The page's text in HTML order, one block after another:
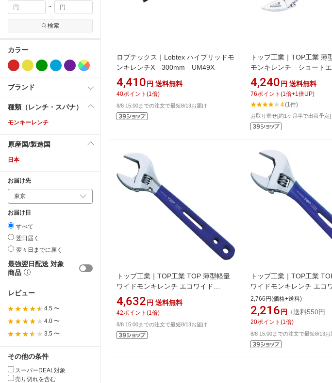
~
検索
カラー
ブランド
種類（レンチ・スパナ）
モンキーレンチ
原産国/製造国
日本
お届け先
お届け日
すべて
翌日届く
翌々日までに届く
最強翌日配送 対象
商品
レビュー
4.5 〜
4.0 〜
3.5 〜
その他の条件
スーパーDEAL対象
売り切れを含む
ロブテックス｜Lobtex ハイブリッドモ
ンキレンチX 300mm UM49X
4,410 円 送料無料
40ポイント (1 倍)
8/8 15:00までの注文で最短8/13お届け
トップ工業｜TOP工業 薄
モンキレンチ ショート
口開寸法8~30 HY30S
4,240 円 送料無料
76ポイント (1 倍+1 倍UP)
4(1件)
お取り寄せ[約1ヶ月半で出荷予定]
トップ工業｜TOP工業 TOP 薄型軽量
ワイドモンキレンチ エコワイド
300mm グリップ付 HY−42G
4,632 円 送料無料
42ポイント (1 倍)
8/8 15:00までの注文で最短8/13お届け
トップ工業｜TOP工業
ワイドモンキレンチ エコ
150mm グリップ付
2,766円(価格+送料)
2,216 円 +送料550円
20ポイント (1 倍)
8/8 15:00までの注文で最短8/13お